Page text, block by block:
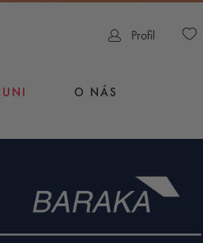
Profil
O NÁS